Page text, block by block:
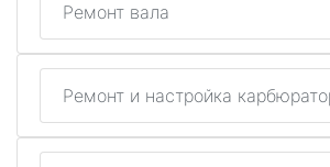
Ремонт вала
Ремонт и настройка